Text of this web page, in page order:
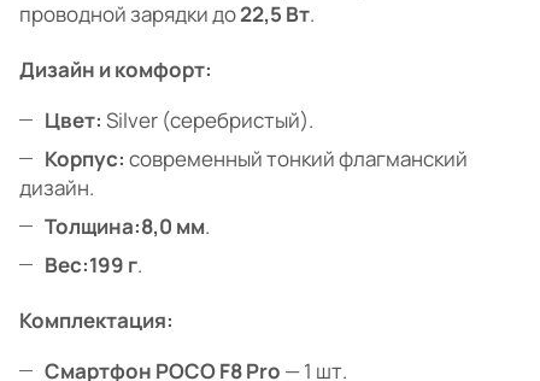
проводной зарядки до22,5 Вт.
Дизайн и комфорт:
Цвет: Silver (серебристый).
Корпус: современный тонкий флагманский
дизайн.
Толщина:8,0 мм.
Вес:199 г.
Комплектация:
Смартфон POCO F8 Pro — 1 шт.